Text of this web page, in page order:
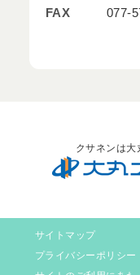
FAX
077-
クサネンは
サイトマップ
プライバシーポリシー